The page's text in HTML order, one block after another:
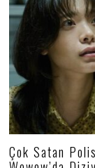
Çok Satan